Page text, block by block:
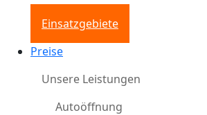
Einsatzgebiete
Preise
Unsere Leistungen
Autoöffnung